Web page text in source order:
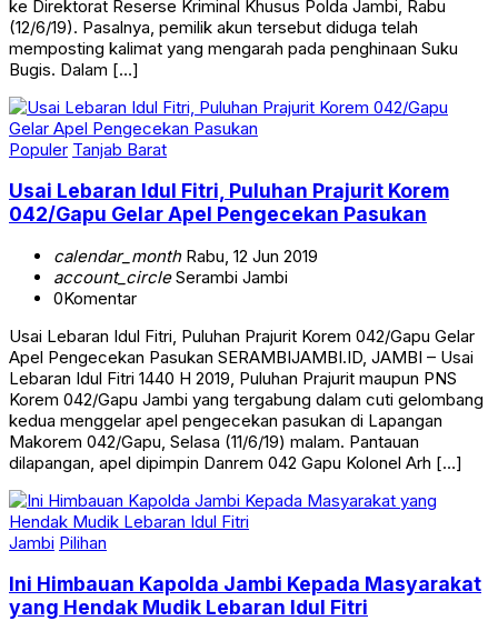
ke Direktorat Reserse Kriminal Khusus Polda Jambi, Rabu
(12/6/19). Pasalnya, pemilik akun tersebut diduga telah
memposting kalimat yang mengarah pada penghinaan Suku
Bugis. Dalam […]
Populer Tanjab Barat
Usai Lebaran Idul Fitri, Puluhan Prajurit Korem
042/Gapu Gelar Apel Pengecekan Pasukan
calendar_monthRabu, 12 Jun 2019
account_circleSerambi Jambi
0Komentar
Usai Lebaran Idul Fitri, Puluhan Prajurit Korem 042/Gapu Gelar
Apel Pengecekan Pasukan SERAMBIJAMBI.ID, JAMBI – Usai
Lebaran Idul Fitri 1440 H 2019, Puluhan Prajurit maupun PNS
Korem 042/Gapu Jambi yang tergabung dalam cuti gelombang
kedua menggelar apel pengecekan pasukan di Lapangan
Makorem 042/Gapu, Selasa (11/6/19) malam. Pantauan
dilapangan, apel dipimpin Danrem 042 Gapu Kolonel Arh […]
Jambi Pilihan
Ini Himbauan Kapolda Jambi Kepada Masyarakat
yang Hendak Mudik Lebaran Idul Fitri